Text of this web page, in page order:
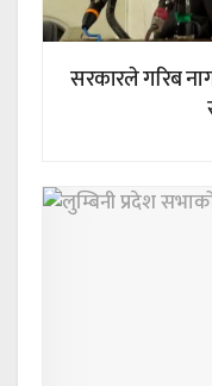
सरकारले गरिब